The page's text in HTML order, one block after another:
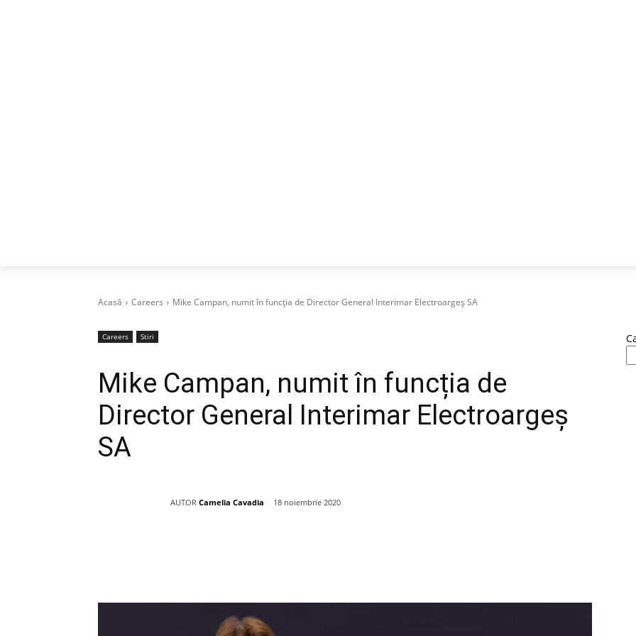
Acasă Careers Mike Campan, numit în funcția de Director General Interimar Electroargeș SA
Careers Stiri
Mike Campan, numit în funcția de
Director General Interimar Electroargeș
SA
AUTOR Camelia Cavadia 18 noiembrie 2020